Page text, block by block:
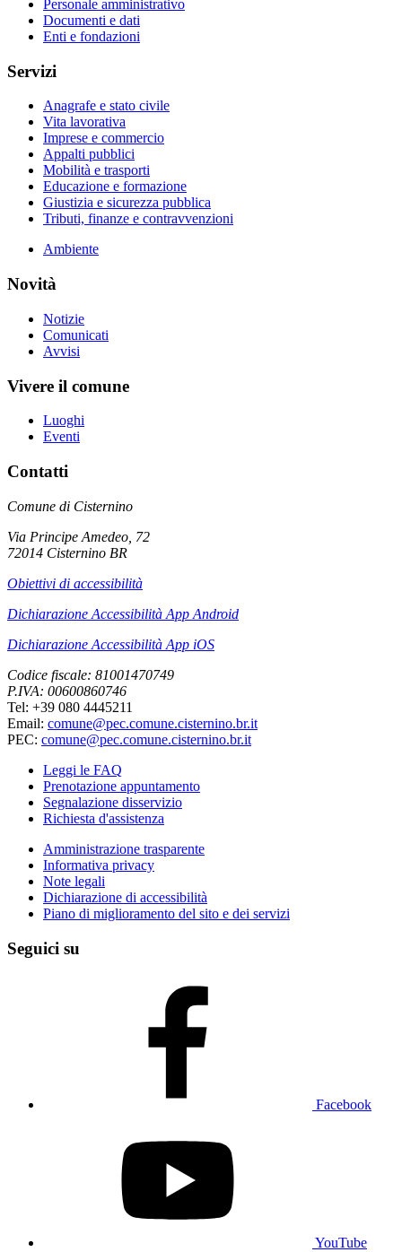
Personale amministrativo
Documenti e dati
Enti e fondazioni
Servizi
Anagrafe e stato civile
Vita lavorativa
Imprese e commercio
Appalti pubblici
Mobilità e trasporti
Educazione e formazione
Giustizia e sicurezza pubblica
Tributi, finanze e contravvenzioni
Ambiente
Novità
Notizie
Comunicati
Avvisi
Vivere il comune
Luoghi
Eventi
Contatti
Comune di Cisternino
Via Principe Amedeo, 72
72014 Cisternino BR
Obiettivi di accessibilità
Dichiarazione Accessibilità App Android
Dichiarazione Accessibilità App iOS
Codice fiscale: 81001470749
P.IVA: 00600860746
Tel: +39 080 4445211
Email: comune@pec.comune.cisternino.br.it
PEC: comune@pec.comune.cisternino.br.it
Leggi le FAQ
Prenotazione appuntamento
Segnalazione disservizio
Richiesta d'assistenza
Amministrazione trasparente
Informativa privacy
Note legali
Dichiarazione di accessibilità
Piano di miglioramento del sito e dei servizi
Seguici su
Facebook
YouTube